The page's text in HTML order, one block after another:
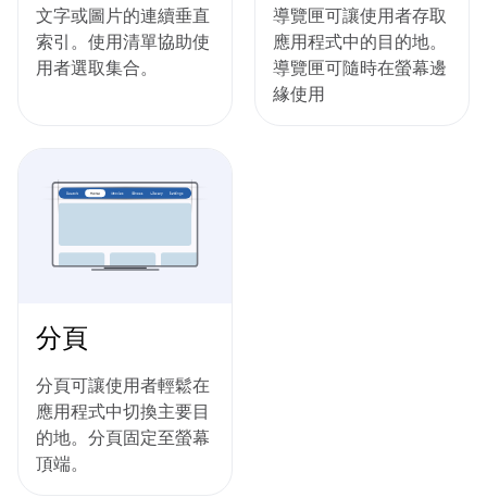
文字或圖片的連續垂直
索引。使用清單協助使
用者選取集合。
導覽匣可讓使用者存取
應用程式中的目的地。
導覽匣可隨時在螢幕邊
緣使用
分頁
分頁可讓使用者輕鬆在
應用程式中切換主要目
的地。分頁固定至螢幕
頂端。